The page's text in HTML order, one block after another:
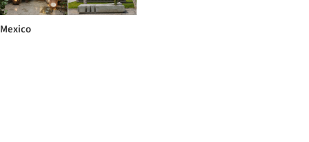
Mexico